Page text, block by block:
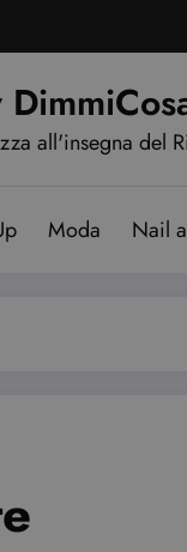
all'insegna del
Moda Nail